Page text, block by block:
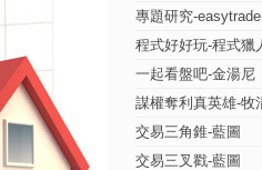
專題研究-
程式好好玩-程式獵
一起看盤吧-金湯尼
謀權奪利真英雄-牧
交易三角錐-藍圖
交易三叉戳-藍圖